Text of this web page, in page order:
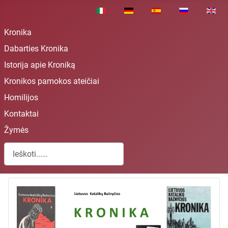
Pasirinkite savo kalbą
Kronika
Dabarties Kronika
Istorija apie Kroniką
Kronikos pamokos ateičiai
Homilijos
Kontaktai
Žymės
Paieška